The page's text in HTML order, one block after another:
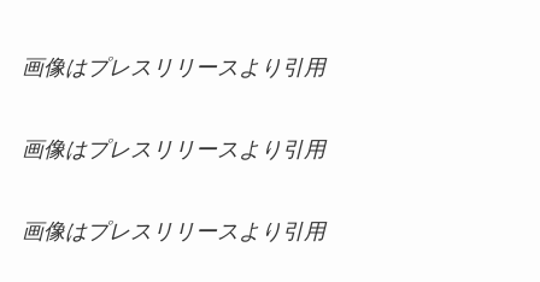
画像はプレスリリースより引用
画像はプレスリリースより引用
画像はプレスリリースより引用